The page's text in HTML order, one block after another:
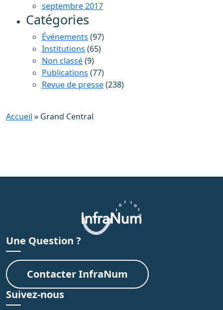
septembre 2017
Catégories
Événements (97)
Institutions (65)
Non classé(9)
Publications (77)
Revue de presse(238)
Accueil » Grand Central
Une Question ?
Contacter InfraNum
Suivez-nous